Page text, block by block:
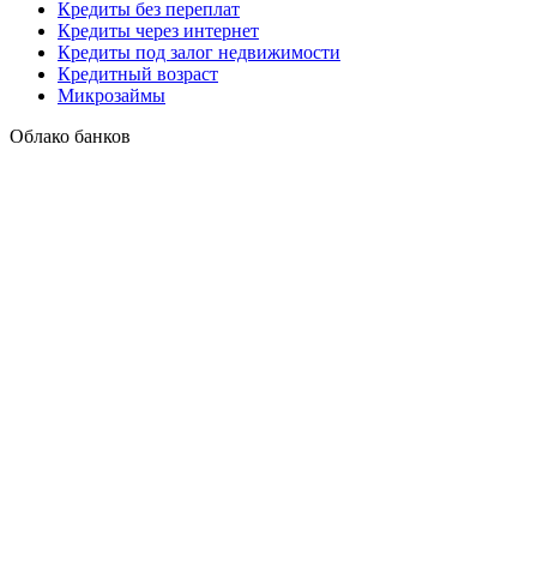
Кредиты без переплат
Кредиты через интернет
Кредиты под залог недвижимости
Кредитный возраст
Микрозаймы
Облако банков